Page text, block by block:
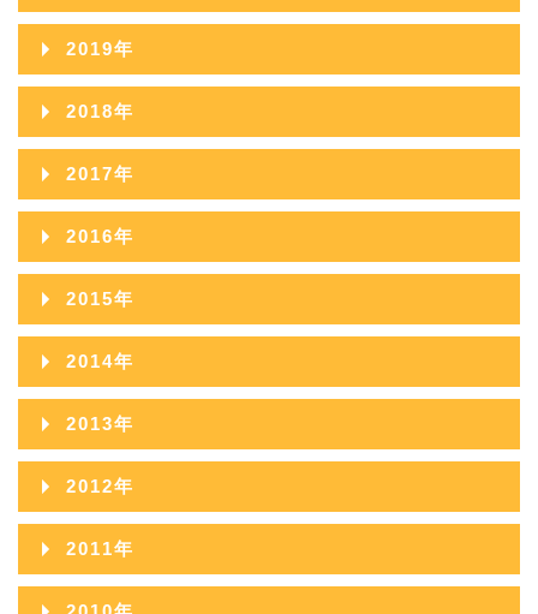
2024年07月
2024年06月
2024年05月
2024年03月
2024年02月
2024年01月
2023年08月
2023年07月
2023年06月
2023年05月
2023年03月
2023年02月
2023年01月
2022年10月
2022年09月
2022年08月
2022年07月
2022年06月
2022年05月
2022年03月
2022年02月
2022年01月
2021年11月
2021年10月
2021年09月
2021年08月
2021年07月
2021年06月
2021年05月
2021年03月
2021年02月
2021年01月
2020年12月
2020年11月
2020年10月
2020年09月
2020年08月
2020年07月
2020年06月
2020年05月
2020年03月
2020年02月
2020年01月
2019年
2019年12月
2019年11月
2019年10月
2019年09月
2019年08月
2019年07月
2019年06月
2019年05月
2019年03月
2019年02月
2018年
2018年12月
2018年11月
2018年10月
2018年09月
2018年08月
2018年07月
2018年06月
2018年05月
2017年
2017年12月
2017年11月
2017年10月
2017年09月
2017年08月
2017年07月
2017年06月
2017年05月
2016年
2016年12月
2016年11月
2016年10月
2016年09月
2016年08月
2016年07月
2016年06月
2015年
2015年12月
2015年11月
2015年10月
2015年09月
2015年08月
2015年07月
2014年
2014年12月
2014年11月
2014年10月
2014年09月
2013年
2013年12月
2013年11月
2013年10月
2012年
2012年12月
2012年11月
2011年
2011年12月